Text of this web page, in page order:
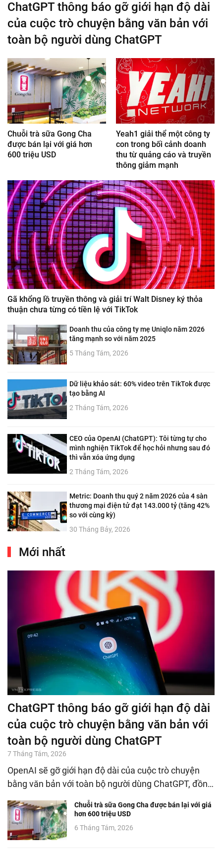
ChatGPT thông báo gỡ giới hạn độ dài
của cuộc trò chuyện bằng văn bản với
toàn bộ người dùng ChatGPT
Chuỗi trà sữa Gong Cha
được bán lại với giá hơn
600 triệu USD
Yeah1 giải thể một công ty
con trong bối cảnh doanh
thu từ quảng cáo và truyền
thông giảm mạnh
Gã khổng lồ truyền thông và giải trí Walt Disney ký thỏa
thuận chưa từng có tiền lệ với TikTok
Doanh thu của công ty mẹ Uniqlo năm 2026
tăng mạnh so với năm 2025
5 Tháng Tám, 2026
Dữ liệu khảo sát: 60% video trên TikTok được
tạo bằng AI
2 Tháng Tám, 2026
CEO của OpenAI (ChatGPT): Tôi từng tự cho
mình nghiện TikTok để học hỏi nhưng sau đó
thì vẫn xóa ứng dụng
2 Tháng Tám, 2026
Metric: Doanh thu quý 2 năm 2026 của 4 sàn
thương mại điện tử đạt 143.000 tỷ (tăng 42%
so với cùng kỳ)
30 Tháng Bảy, 2026
Mới nhất
ChatGPT thông báo gỡ giới hạn độ dài
của cuộc trò chuyện bằng văn bản với
toàn bộ người dùng ChatGPT
7 Tháng Tám, 2026
OpenAI sẽ gỡ giới hạn độ dài của cuộc trò chuyện
bằng văn bản với toàn bộ người dùng ChatGPT, đồn…
Chuỗi trà sữa Gong Cha được bán lại với giá
hơn 600 triệu USD
6 Tháng Tám, 2026